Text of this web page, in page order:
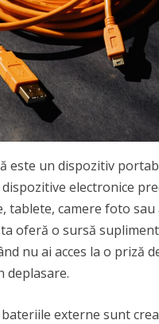
este un dispozitiv
electronice
tablete, camere foto sau
oferă o sursă
nu ai acces la o priză
deplasare.
externe sunt